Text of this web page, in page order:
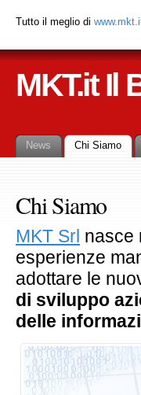
Tutto il meglio di
MKT.it Il
News Chi Siamo
Chi Siamo
MKT Srl nasce
esperienze
adottare le
di sviluppo
delle